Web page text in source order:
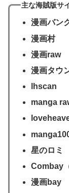
主な海賊版サ
漫画バン
漫画村
漫画raw
漫画タウ
lhscan
manga
星のロミ
Combay
漫画bay